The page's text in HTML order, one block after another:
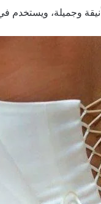
وجميلة، ويستخدم